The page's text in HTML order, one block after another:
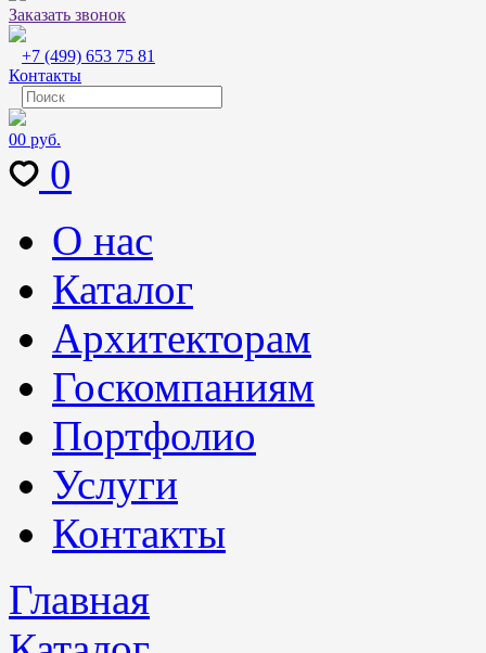
Заказать звонок
+7 (499) 653 75 81
Контакты
00 руб.
0
О нас
Каталог
Архитекторам
Госкомпаниям
Портфолио
Услуги
Контакты
Главная